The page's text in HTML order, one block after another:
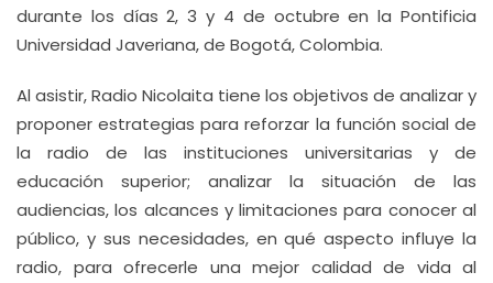
durante los días 2, 3 y 4 de octubre en la Pontificia
Universidad Javeriana, de Bogotá, Colombia.
Al asistir, Radio Nicolaita tiene los objetivos de analizar y
proponer estrategias para reforzar la función social de
la radio de las instituciones universitarias y de
educación superior; analizar la situación de las
audiencias, los alcances y limitaciones para conocer al
público, y sus necesidades, en qué aspecto influye la
radio, para ofrecerle una mejor calidad de vida al